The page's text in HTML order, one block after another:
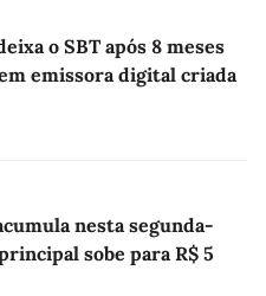
o SBT após 8 meses
emissora digital criada
nesta segunda-
sobe para R$ 5